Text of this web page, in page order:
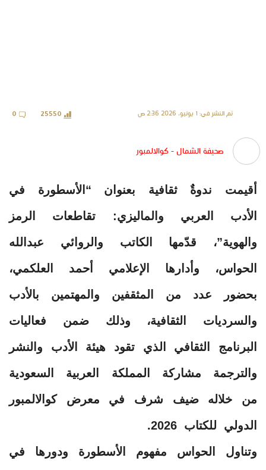
تم النشر في: 1 يونيو، 2026 2:36 ص 25550
0
صحيفة الشمال - كوالالمبور
أقيمت ندوةٌ ثقافية بعنوان “الأسطورة في
الأدب العربي والماليزي: تقاطعات الرمز
والهوية”، قدّمها الكاتب والروائي عبدالله
الحواس، وأدارها الإعلامي أحمد العلكمي،
بحضور عدد من المثقفين والمهتمين بالأدب
والسرديات الثقافية، وذلك ضمن فعاليات
البرنامج الثقافي الذي تقود هيئة الأدب والنشر
والترجمة مشاركة المملكة العربية السعودية
من خلاله ضيف شرف في معرض كوالالمبور
الدولي للكتاب 2026.
وتناول الحواس مفهوم الأسطورة ودورها في